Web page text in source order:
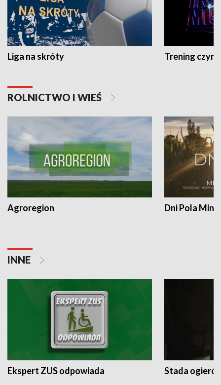
Liga na skróty Trening czyni
ROLNICTWO I WIEŚ
Agroregion Dni Pola
INNE
Ekspert ZUS odpowiada Stada